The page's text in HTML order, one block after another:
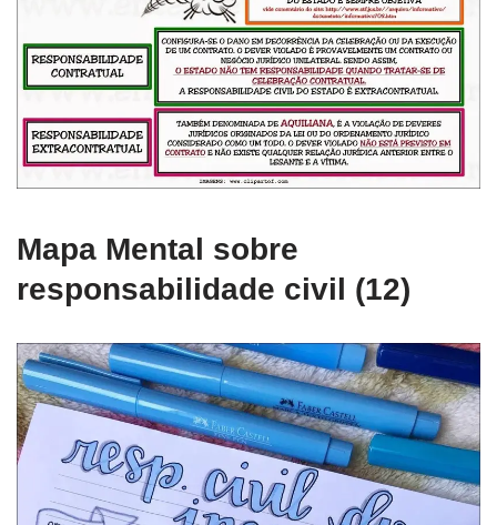
Mapa Mental sobre
responsabilidade civil (12)